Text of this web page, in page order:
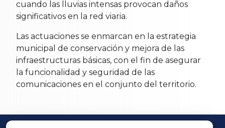
cuando las lluvias intensas provocan daños
significativos en la red viaria.
Las actuaciones se enmarcan en la estrategia
municipal de conservación y mejora de las
infraestructuras básicas, con el fin de asegurar
la funcionalidad y seguridad de las
comunicaciones en el conjunto del territorio.